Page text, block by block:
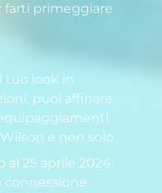
farti primeggiare
tuo look in
puoi affinare
e non solo.
25 aprile 2024.
connessione